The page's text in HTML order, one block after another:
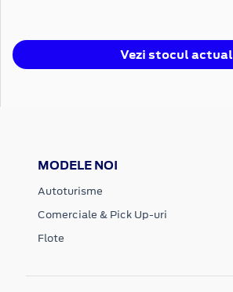
Vezi stocul actual
MODELE NOI
Autoturisme
Comerciale & Pick Up-uri
Flote